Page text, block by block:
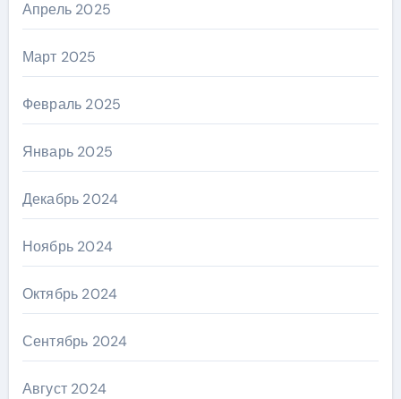
Апрель 2025
Март 2025
Февраль 2025
Январь 2025
Декабрь 2024
Ноябрь 2024
Октябрь 2024
Сентябрь 2024
Август 2024